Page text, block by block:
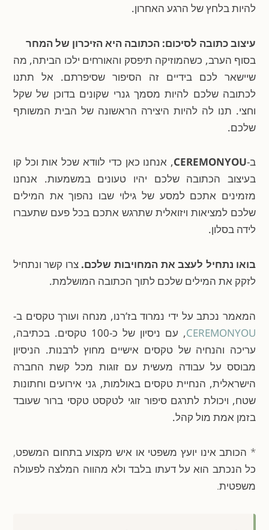
להיות בלחץ של הרגע האחרון.
עיצוב כתובה לסיכום: הכתובה היא הזיכרון של המחר
בסוף הערב, כשהמוזיקה תיפסק והאורחים ילכו הביתה, מה
שיישאר לכם בידיים זה הסיפור שסיפרתם. אל תתנו
לכתובה שלכם להיות מסמך גנרי שקונים בדוכן של שקל
וחצי. תנו לה להיות היצירה הראשונה של הבית המשותף
שלכם.
ב-CEREMONYOU, אנחנו כאן כדי לוודא שכל אות וכל קו
בעיצוב הכתובה שלכם יהיו טעונים במשמעות. אנחנו
מזמינים אתכם למסע של גילוי שבו נהפוך את המילים
שלכם למציאות ויזואלית שתרגש אתכם בכל פעם שתעברו
לידה בסלון.
בואו נתחיל לעצב את המחויבות שלכם.צרו קשר ונתחיל
לזקק את המילים שלכם לתוך הכתובה המושלמת.
המאמר נכתב על ידי נמרוד בז’רנו, מנחה ועורך טקסים ב-
CEREMONYOU
, עם ניסיון של כ-100 טקסים. בכתיבה,
עריכה והנחיה של טקסים אישיים מחוץ לרבנות. הניסיון
מבוסס על עבודה מעשית עם זוגות מכל קשת החברה
הישראלית, הנחיית טקסים באולמות, גני אירועים וחתונות
שטח, ויכולת לתרגם סיפור זוגי לטקסט טקסי ברור שעובד
בזמן אמת מול קהל.
* הכותב אינו יועץ משפטי או איש מקצוע בתחום המשפט,
כל הנכתב הוא על דעתו בלבד ולא מהווה המלצה לפעולה
משפטית.